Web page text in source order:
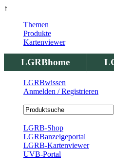
↑
LGRBhome
Themen
Produkte
Kartenviewer
LGRBwissen
Anmelden / Registrieren
LGRB-Shop
LGRBanzeigeportal
LGRB-Kartenviewer
UVB-Portal